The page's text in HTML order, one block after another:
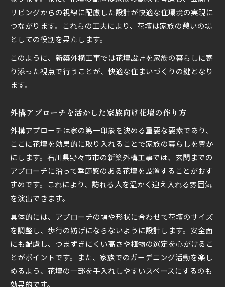
リビングからの視線に配慮した設計が快適な住環境の実現に
つながります。これらの工夫により、花壇は家族の憩いの場
としての役割を果たします。
このように、新築外構工事では花壇設計を家族の暮らしに寄
り添った視点で行うことが、快適な住まいづくりの鍵となり
ます。
外構アプローチを活かした家族向け花壇の作り方
外構アプローチは家の第一印象を決める重要な要素であり、
ここに花壇を効果的に取り入れることで家族の暮らしを豊か
にします。石川県野々市市の新築外構工事では、玄関までの
アプローチに沿って季節感のある花壇を設置することがおす
すめです。これにより、訪れる人を温かく迎え入れる雰囲気
を演出できます。
具体的には、アプローチの幅や形状に合わせて花壇のサイズ
を調整し、歩行の妨げにならないように設計します。安全面
にも配慮し、つまずきにくい高さや植物の選定を心がけるこ
とがポイントです。また、家族でのガーデニング活動を楽し
めるよう、花壇の一部を手入れしやすいスペースにするのも
効果的です。